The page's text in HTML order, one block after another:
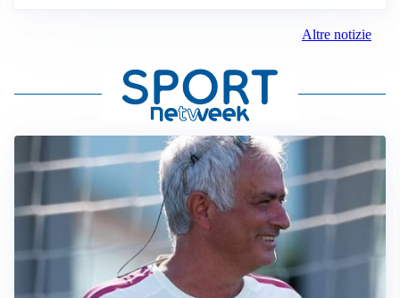
Altre notizie